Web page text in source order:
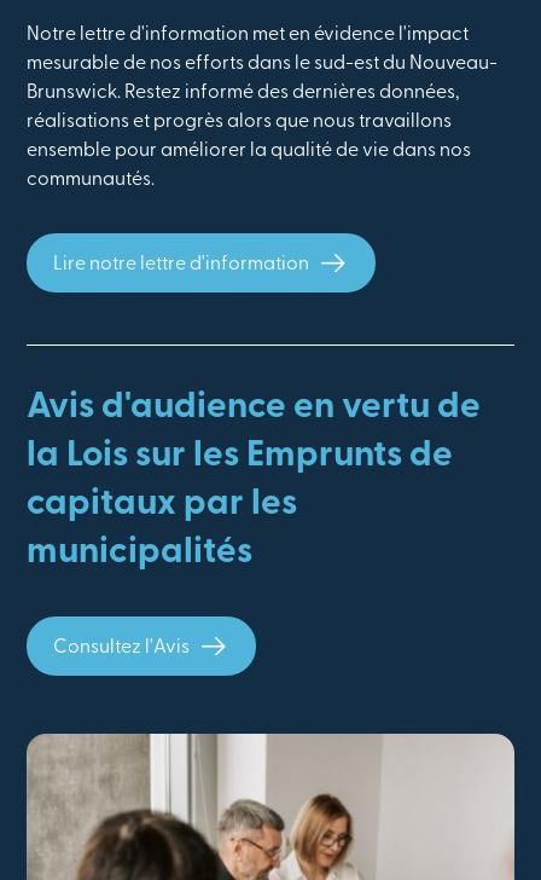
Notre lettre d'information met en évidence l'impact
mesurable de nos efforts dans le sud-est du Nouveau-
Brunswick. Restez informé des dernières données,
réalisations et progrès alors que nous travaillons
ensemble pour améliorer la qualité de vie dans nos
communautés.
Lire notre lettre d'information
Avis d'audience en vertu de
la Lois sur les Emprunts de
capitaux par les
municipalités
Consultez l'Avis